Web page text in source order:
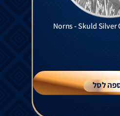
Norns - Skuld Silver
לסל